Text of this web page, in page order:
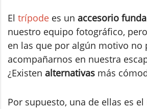
El trípode es un accesorio
nuestro equipo fotográfico,
en las que por algún motivo no
acompañarnos en nuestra
¿Existen alternativas más
Por supuesto, una de ellas es el